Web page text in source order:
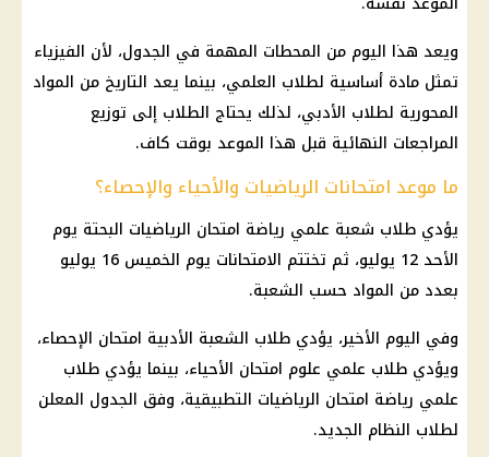
ويعد هذا اليوم من المحطات المهمة في الجدول، لأن الفيزياء
تمثل مادة أساسية لطلاب العلمي، بينما يعد التاريخ من المواد
المحورية لطلاب الأدبي، لذلك يحتاج الطلاب إلى توزيع
المراجعات النهائية قبل هذا الموعد بوقت كاف.
ما موعد امتحانات الرياضيات والأحياء والإحصاء؟
يؤدي طلاب شعبة علمي رياضة امتحان الرياضيات البحتة يوم
الأحد 12 يوليو، ثم تختتم الامتحانات يوم الخميس 16 يوليو
بعدد من المواد حسب الشعبة.
وفي اليوم الأخير، يؤدي طلاب الشعبة الأدبية امتحان الإحصاء،
ويؤدي طلاب علمي علوم امتحان الأحياء، بينما يؤدي طلاب
علمي رياضة امتحان الرياضيات التطبيقية، وفق الجدول المعلن
لطلاب النظام الجديد.